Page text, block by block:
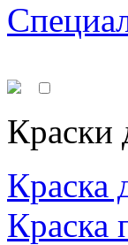
Краски
Краска
Краска